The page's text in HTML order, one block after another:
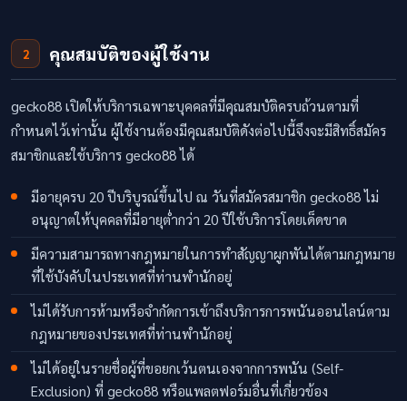
2 คุณสมบัติของผู้ใช้งาน
gecko88 เปิดให้บริการเฉพาะบุคคลที่มีคุณสมบัติครบถ้วนตามที่
กำหนดไว้เท่านั้น ผู้ใช้งานต้องมีคุณสมบัติดังต่อไปนี้จึงจะมีสิทธิ์สมัคร
สมาชิกและใช้บริการ gecko88 ได้
มีอายุครบ 20 ปีบริบูรณ์ขึ้นไป ณ วันที่สมัครสมาชิก gecko88 ไม่
อนุญาตให้บุคคลที่มีอายุต่ำกว่า 20 ปีใช้บริการโดยเด็ดขาด
มีความสามารถทางกฎหมายในการทำสัญญาผูกพันได้ตามกฎหมาย
ที่ใช้บังคับในประเทศที่ท่านพำนักอยู่
ไม่ได้รับการห้ามหรือจำกัดการเข้าถึงบริการการพนันออนไลน์ตาม
กฎหมายของประเทศที่ท่านพำนักอยู่
ไม่ได้อยู่ในรายชื่อผู้ที่ขอยกเว้นตนเองจากการพนัน (Self-
Exclusion) ที่ gecko88 หรือแพลตฟอร์มอื่นที่เกี่ยวข้อง